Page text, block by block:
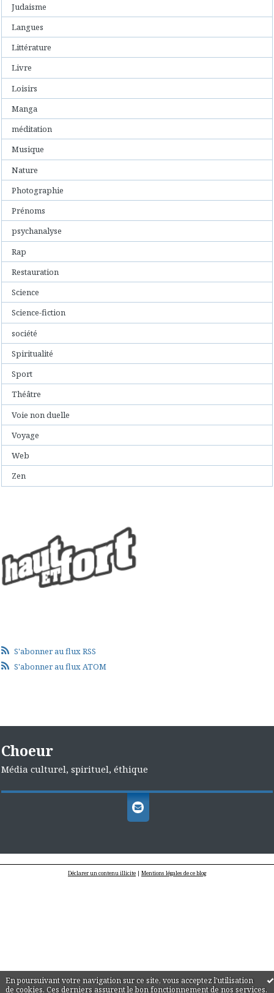
En poursuivant votre navigation sur ce site, vous acceptez l'utilisation
de cookies. Ces derniers assurent le bon fonctionnement de nos services.
Judaisme
Langues
Littérature
Livre
Loisirs
Manga
méditation
Musique
Nature
Photographie
Prénoms
psychanalyse
Rap
Restauration
Science
Science-fiction
société
Spiritualité
Sport
Théâtre
Voie non duelle
Voyage
Web
Zen
S'abonner au flux RSS
S'abonner au flux ATOM
Choeur
Média culturel, spirituel, éthique
Déclarer un contenu illicite | Mentions légales de ce blog